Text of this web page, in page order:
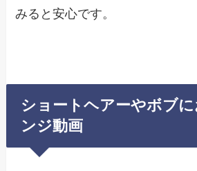
みると安心です。
ショートヘアーやボブ
ンジ動画